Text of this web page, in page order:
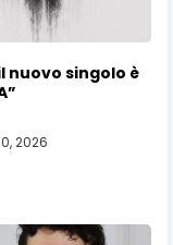
il nuovo singolo è
2026